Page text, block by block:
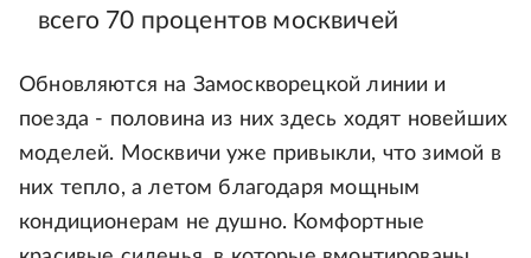
всего 70 процентов москвичей
Обновляются на Замоскворецкой линии и
поезда - половина из них здесь ходят новейших
моделей. Москвичи уже привыкли, что зимой в
них тепло, а летом благодаря мощным
кондиционерам не душно. Комфортные